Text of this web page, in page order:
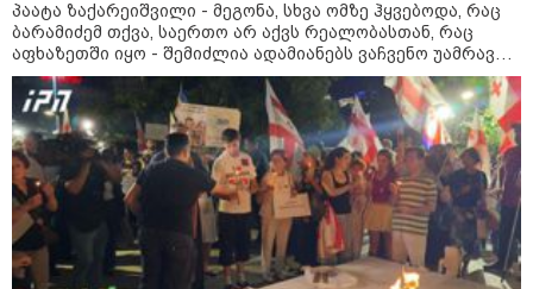
როგორ ჩავიცვათ 40 წლის
შემდეგ: მილიონერების
სტილისტის 8 ოქროს წესი და
აუცილებელი სამოსი
მსოფლიო
პაატა ზაქარეიშვილი - მეგონა, სხვა ომზე ჰყვებოდა, რაც
ბარამიძემ თქვა, საერთო არ აქვს რეალობასთან, რაც
აფხაზეთში იყო - შემიძლია ადამიანებს ვაჩვენო უამრავი
საბუთი, სადაც კომისია მუშაობს და ბარამიძე იქ არ ჩანს